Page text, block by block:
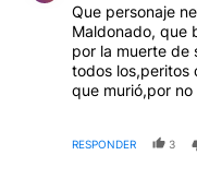
Que personaje
Maldonado, que
por la muerte de
todos los,peritos
que murió,por
agravios a la
quieran “ es de
ser llamado a
RESPONDER 3